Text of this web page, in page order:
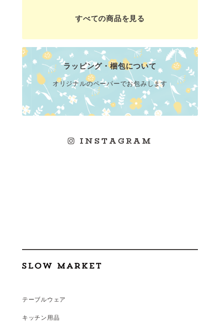
すべての商品を見る
ラッピング・梱包について
オリジナルのペーパーでお包みします
INSTAGRAM
テーブルウェア
キッチン用品